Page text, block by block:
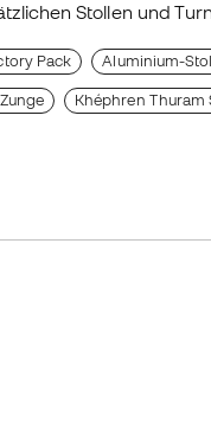
Stollen und
Pack Aluminium-
Khéphren Thuram